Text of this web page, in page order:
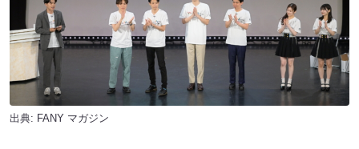
出典: FANY マガジン